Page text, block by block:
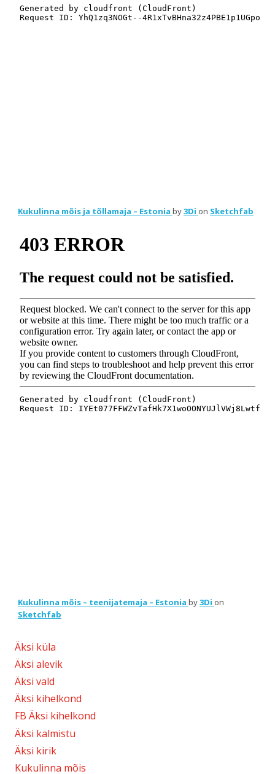
Kukulinna mõis ja tõllamaja – Estonia by3Di on Sketchfab
Kukulinna mõis – teenijatemaja – Estonia by3Di on
Sketchfab
Äksi küla
Äksi alevik
Äksi vald
Äksi kihelkond
FB Äksi kihelkond
Äksi kalmistu
Äksi kirik
Kukulinna mõis